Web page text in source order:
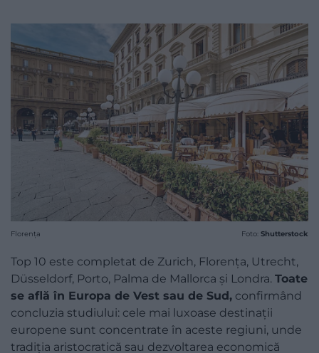
Florența Foto: Shutterstock
Top 10 este completat de Zurich, Florența, Utrecht,
Düsseldorf, Porto, Palma de Mallorca și Londra. Toate
se află în Europa de Vest sau de Sud, confirmând
concluzia studiului: cele mai luxoase destinații
europene sunt concentrate în aceste regiuni, unde
tradiția aristocratică sau dezvoltarea economică